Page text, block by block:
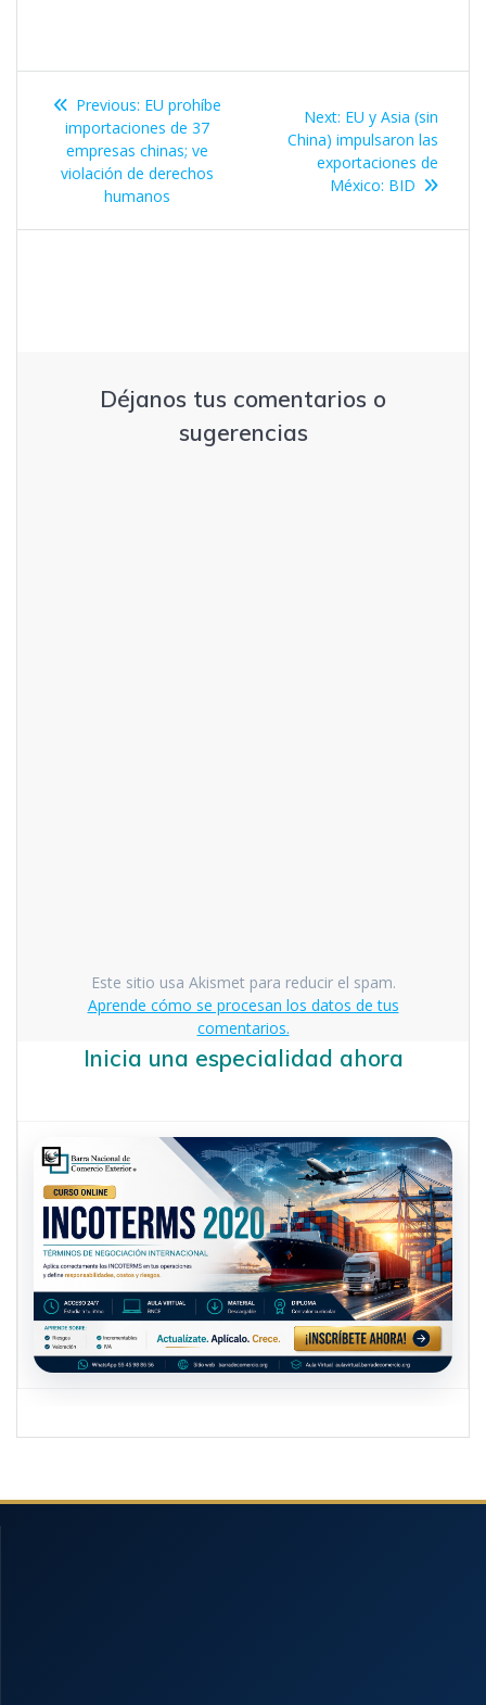
Navegación
entradas
Previous: Previous
post:
EU prohíbe
importaciones de 37
empresas chinas; ve
violación de derechos
humanos
Next: Next
post:
EU y Asia (sin
China) impulsaron las
exportaciones de
México: BID
Déjanos tus comentarios o
sugerencias
Este sitio usa Akismet para reducir el spam.
Aprende cómo se procesan los datos de tus
comentarios.
Inicia una especialidad ahora